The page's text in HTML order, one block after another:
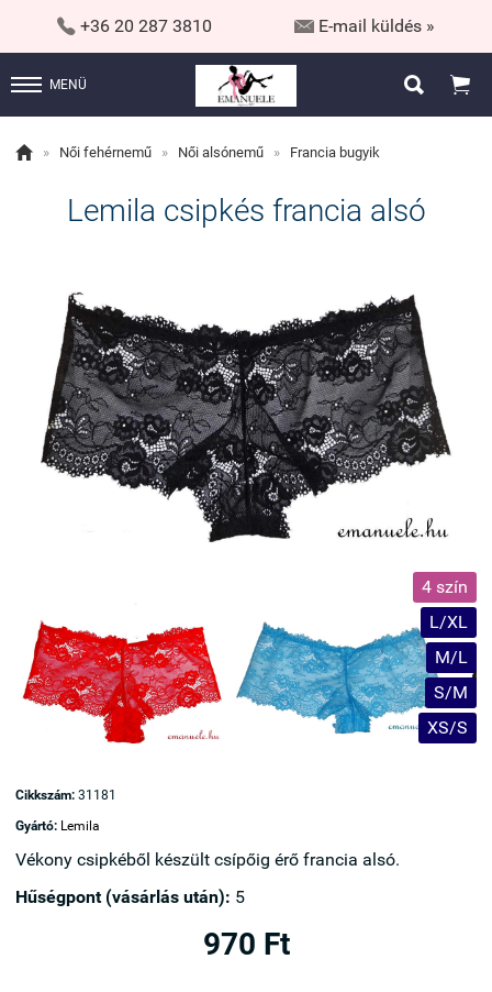
 +36 20 287 3810  E-mail küldés »
MENÜ  
 » Női fehérnemű » Női alsónemű » Francia bugyik
Lemila csipkés francia alsó
4 szín
L/XL
M/L
S/M
XS/S
Cikkszám: 31181
Gyártó: Lemila
Vékony csipkéből készült csípőig érő francia alsó.
Hűségpont (vásárlás után): 5
970 Ft